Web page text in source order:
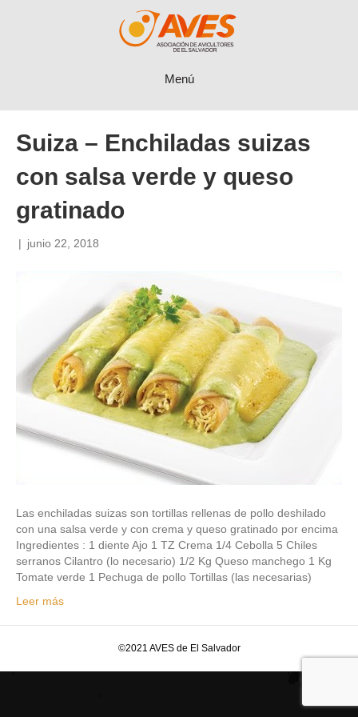
Menú
Suiza – Enchiladas suizas
con salsa verde y queso
gratinado
| junio 22, 2018
Las enchiladas suizas son tortillas rellenas de pollo deshilado
con una salsa verde y con crema y queso gratinado por encima
Ingredientes : 1 diente Ajo 1 TZ Crema 1/4 Cebolla 5 Chiles
serranos Cilantro (lo necesario) 1/2 Kg Queso manchego 1 Kg
Tomate verde 1 Pechuga de pollo Tortillas (las necesarias)
Leer más
©2021 AVES de El Salvador